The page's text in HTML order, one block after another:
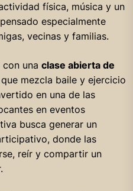
física, música y un
especialmente
vecinas y familias.
una clase abierta de
mezcla baile y ejercicio
en una de las
en eventos
busca generar un
donde las
reír y compartir un